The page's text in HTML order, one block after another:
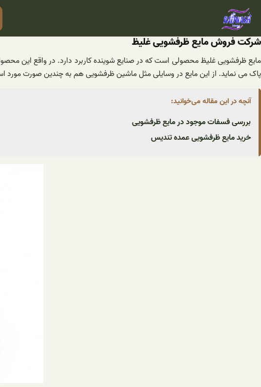
رفتن
شرکت فروش مایع ظرفشویی غلیظ
مایع ظرفشویی غلیظ محصولی است که در صنایع شوینده کاربرد دارد. در واقع این
پاک می نماید. از این مایع در وسایلی مثل ماشین ظرفشویی هم به چندین صورت مورد
آنچه در این مقاله می‌خوانید:
بررسی فسفات موجود در مایع ظرفشویی
خرید مایع ظرفشویی عمده تندیس